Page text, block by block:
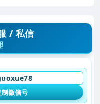
/ 私信
制微信号